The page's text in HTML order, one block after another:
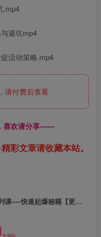
.mp4
避坑mp4
活动策略.mp4
请付费后查看
喜欢请分享------
彩文章请收藏本站。
牛气学堂茶茶•拼多多运营玩法系列课—-快速起爆秘籍【更新】